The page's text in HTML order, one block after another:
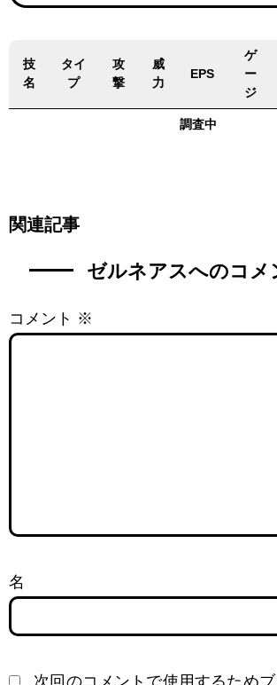
技
名
タイ
プ
攻
撃
威
力
EPS
ゲ
ー
ジ
調査中
関連記事
ゼルネアスへのコメ
コメント ※
名
次回のコメントで使用するため